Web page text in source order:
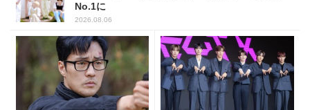
No.1に
2026.08.06